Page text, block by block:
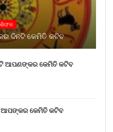
ଦିନଟି କେମିତି କଟିବ
ଆପଣଙ୍କର କେମିତି କଟିବ
ଆପଙ୍କର କେମିତି କଟିବ